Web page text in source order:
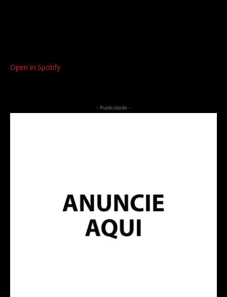
Open in Spotify
- Publicidade -